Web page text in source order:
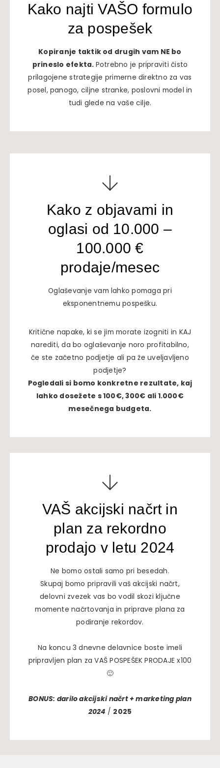
Kako najti VAŠO formulo
za pospešek
Kopiranje taktik od drugih vam NE bo
prineslo efekta. Potrebno je pripraviti čisto
prilagojene strategije primerne direktno za vas
posel, panogo, ciljne stranke, poslovni model in
tudi glede na vaše cilje.
Kako z objavami in
oglasi od 10.000 –
100.000 €
prodaje/mesec
Oglaševanje vam lahko pomaga pri
eksponentnemu pospešku.
Kritične napake, ki se jim morate izogniti in KAJ
narediti, da bo oglaševanje noro profitabilno,
če ste začetno podjetje ali pa že uveljavljeno
podjetje?
Pogledali si bomo konkretne rezultate, kaj
lahko dosežete s 100€, 300€ ali 1.000€
mesečnega budgeta.
VAŠ akcijski načrt in
plan za rekordno
prodajo v letu 2024
Ne bomo ostali samo pri besedah.
Skupaj bomo pripravili vaš akcijski načrt,
delovni zvezek vas bo vodil skozi ključne
momente načrtovanja in priprave plana za
podiranje rekordov.
Na koncu 3 dnevne delavnice boste imeli
pripravljen plan za VAŠ POSPEŠEK PRODAJE x100
🙂
BONUS: darilo akcijski načrt + marketing plan
2024 / 2025